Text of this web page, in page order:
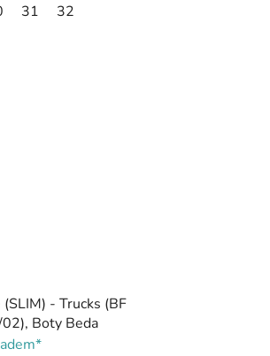
31 32
- Trucks (BF
Boty Beda